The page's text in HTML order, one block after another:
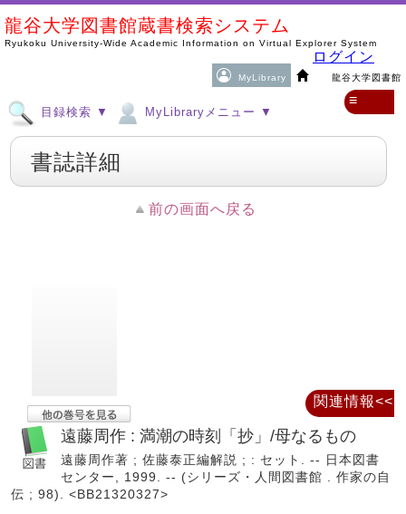
龍谷大学図書館蔵書検索システム
Ryukoku University-Wide Academic Information on Virtual Explorer System
MyLibrary 龍谷大学図書館
ログイン
目録検索 ▼ MyLibraryメニュー ▼
≡
書誌詳細
前の画面へ戻る
遠藤周作 : 満潮の時刻「抄」/母なるもの
遠藤周作著 ; 佐藤泰正編解説 ; : セット. -- 日本図書
センター, 1999. -- (シリーズ・人間図書館 . 作家の自
伝 ; 98). <BB21320327>
関連情報<<